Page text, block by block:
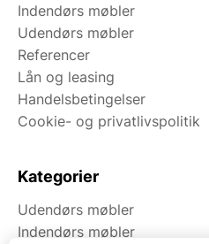
Indendørs møbler
Udendørs møbler
Referencer
Lån og leasing
Handelsbetingelser
Cookie- og privatlivspolitik
Kategorier
Udendørs møbler
Indendørs møbler